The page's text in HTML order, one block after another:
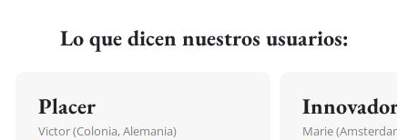
Lo que dicen nuestros usuarios:
Placer
Victor (Colonia, Alemania)
Innovador
Marie (Amsterdam,